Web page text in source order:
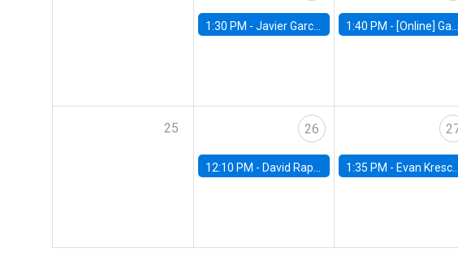
1:30 PM - Javier Garcia Cicco, Universidad de San Andres 1:40 PM - [Online] Gabriel Englander, World Bank
25 26
12:10 PM - David Rappoport, FED Board 1:35 PM - Evan Kresch, Oberlin College